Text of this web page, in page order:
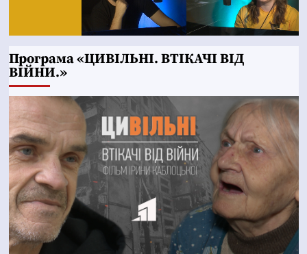
Програма «ЦИВІЛЬНІ. ВТІКАЧІ ВІД
ВІЙНИ.»